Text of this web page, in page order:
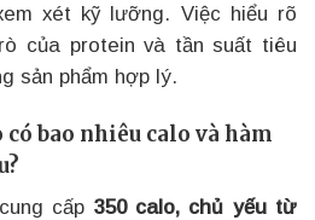
xét kỹ lưỡng. Việc hiểu rõ
của protein và tần suất tiêu
sản phẩm hợp lý.
bao nhiêu calo và hàm
cấp 350 calo, chủ yếu từ